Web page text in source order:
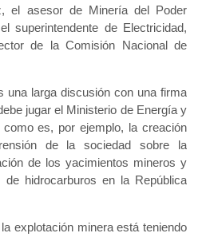
el asesor de Minería del Poder
superintendente de Electricidad,
de la Comisión Nacional de
una larga discusión con una firma
jugar el Ministerio de Energía y
es, por ejemplo, la creación
de la sociedad sobre la
de los yacimientos mineros y
hidrocarburos en la República
explotación minera está teniendo